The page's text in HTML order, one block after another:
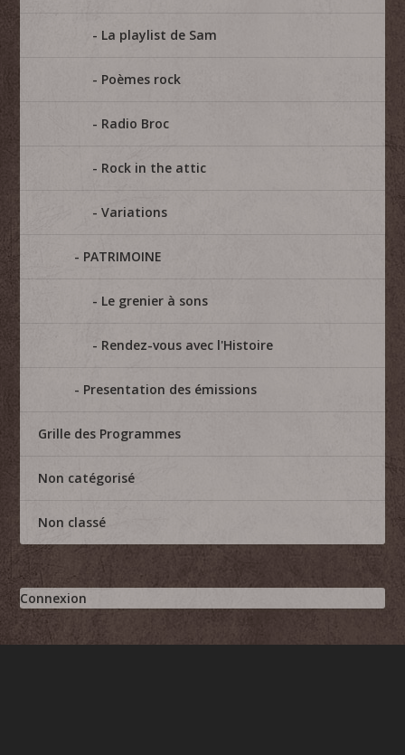
La playlist de Sam
Poèmes rock
Radio Broc
Rock in the attic
Variations
PATRIMOINE
Le grenier à sons
Rendez-vous avec l'Histoire
Presentation des émissions
Grille des Programmes
Non catégorisé
Non classé
Connexion